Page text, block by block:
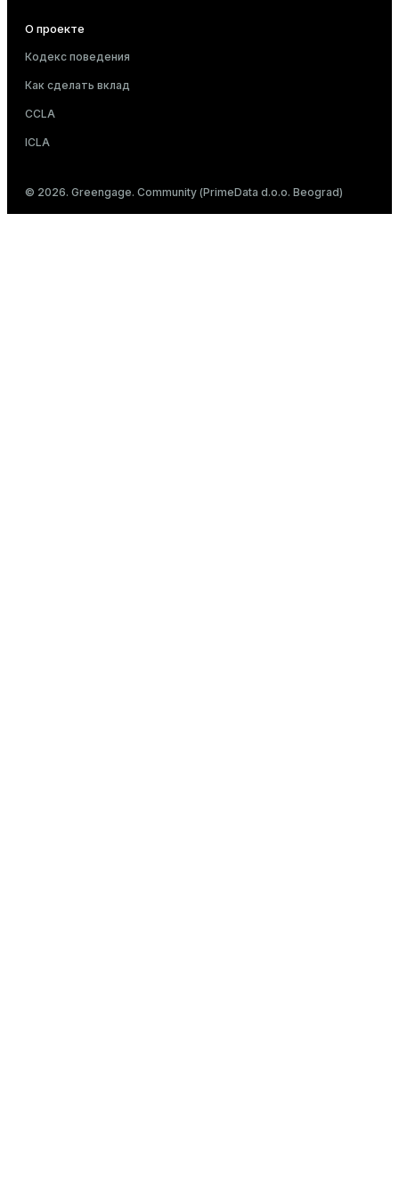
О проекте
Кодекс поведения
Как сделать вклад
CCLA
ICLA
© 2026. Greengage. Community (PrimeData d.o.o. Beograd)